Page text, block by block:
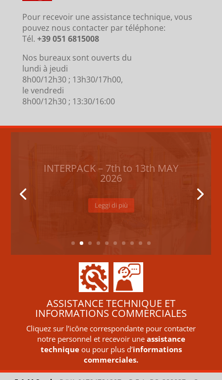
Pour recevoir une assistance technique, vous
pouvez nous contacter par téléphone:
Tél. +39 051 6815008
Nos bureaux sont ouverts du
lundi à jeudi
8h00/12h30 ; 13h30/17h00,
le vendredi
8h00/12h30 ; 13:30/16:00
INTERPACK – 7th to 13th MAY
2026
Leggi di più
ASSISTANCE TECHNIQUE ET
INFORMATIONS COMMERCIALES
Cliquez sur l’icône correspondante pour contacter
notre personnel et recevoir une assistance
techniqueou pour plus d’informations
commerciales.